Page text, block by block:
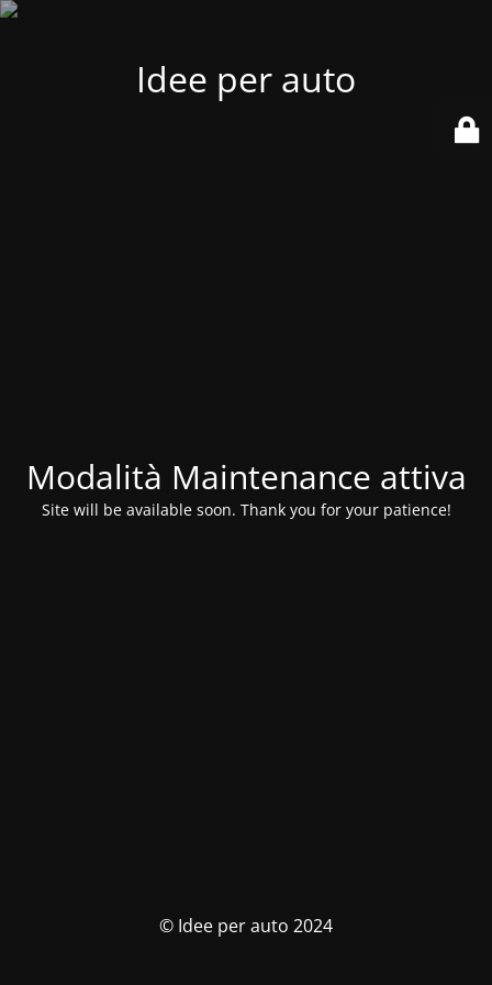
Idee per auto
Modalità Maintenance attiva
Site will be available soon. Thank you for your patience!
© Idee per auto 2024